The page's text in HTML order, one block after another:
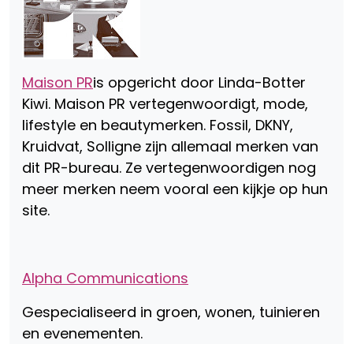
Maison PRis opgericht door Linda-Botter
Kiwi. Maison PR vertegenwoordigt, mode,
lifestyle en beautymerken. Fossil, DKNY,
Kruidvat, Solligne zijn allemaal merken van
dit PR-bureau. Ze vertegenwoordigen nog
meer merken neem vooral een kijkje op hun
site.
Alpha Communications
Gespecialiseerd in groen, wonen, tuinieren
en evenementen.